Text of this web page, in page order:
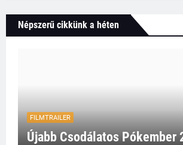
Népszerű cikkünk a héten
FILMTRAILER
Újabb Csodálatos Pókember